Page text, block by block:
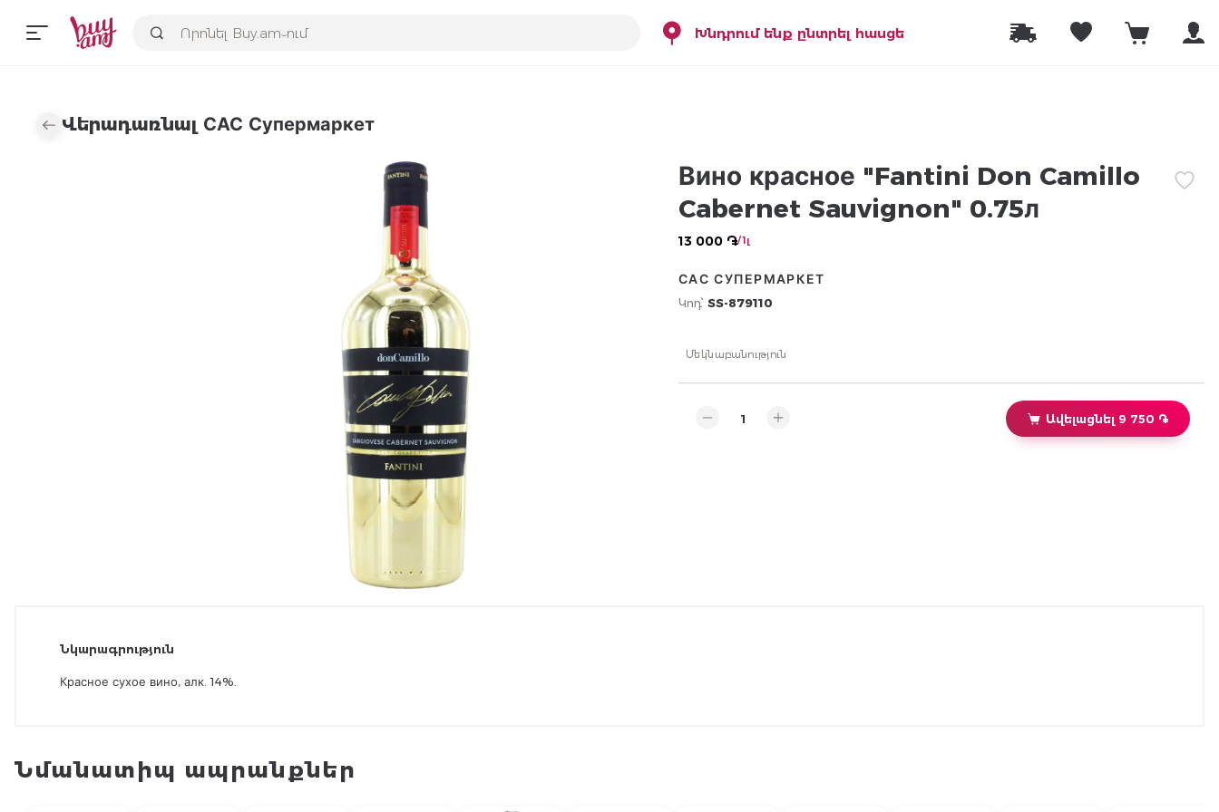
Խնդրում ենք ընտրել հասցե
Վերադառնալ САС Супермаркет
Вино красное "Fantini Don Camillo
Cabernet Sauvignon" 0.75л
13 000 ֏/ 1լ
САС СУПЕРМАРКЕТ
Կոդ՝ SS-879110
Մեկնաբանություն
Ավելացնել 9 750 ֏
Նկարագրություն
Красное сухое вино, алк. 14%.
Նմանատիպ ապրանքներ